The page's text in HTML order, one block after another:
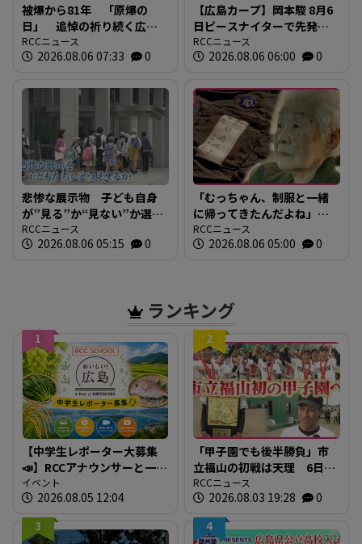
被爆から81年 「原爆の
日」 追悼の祈り続く広
島 被爆体験の継承などが
課題に
RCCニュース
2026.08.06 07:33 0
【広島カープ】岡本駿 8月6
日ピースナイターで先発の
マウンドへ「みんな同じ背
番号"86"でプレーする」
RCCニュース
2026.08.06 06:00 0
悲惨な展示物 子ども自身
が”見る”か“見ない”か選ぶ
案で議論 被爆の実相どう
伝える 広島・原爆資料館
RCCニュース
2026.08.06 05:15 0
「むっちゃん、制服と一緒
に帰ってきたんだよね」憧
れの女学校 あの日一緒に出
かけた13歳の妹は帰らなか
RCCニュース
2026.08.06 05:00 0
ランキング
1
【中学生レポーター大募集
📣】RCCアナウンサーと一緒
に「広島の食」の現場を取
材しよう！
イベント
2026.08.05 12:04
2
「甲子園でも後半勝負」市
立福山の初戦は天理 6日目
の第4試合（8月10日月曜
午後6時半予定）
RCCニュース
2026.08.03 19:28
0
3
4